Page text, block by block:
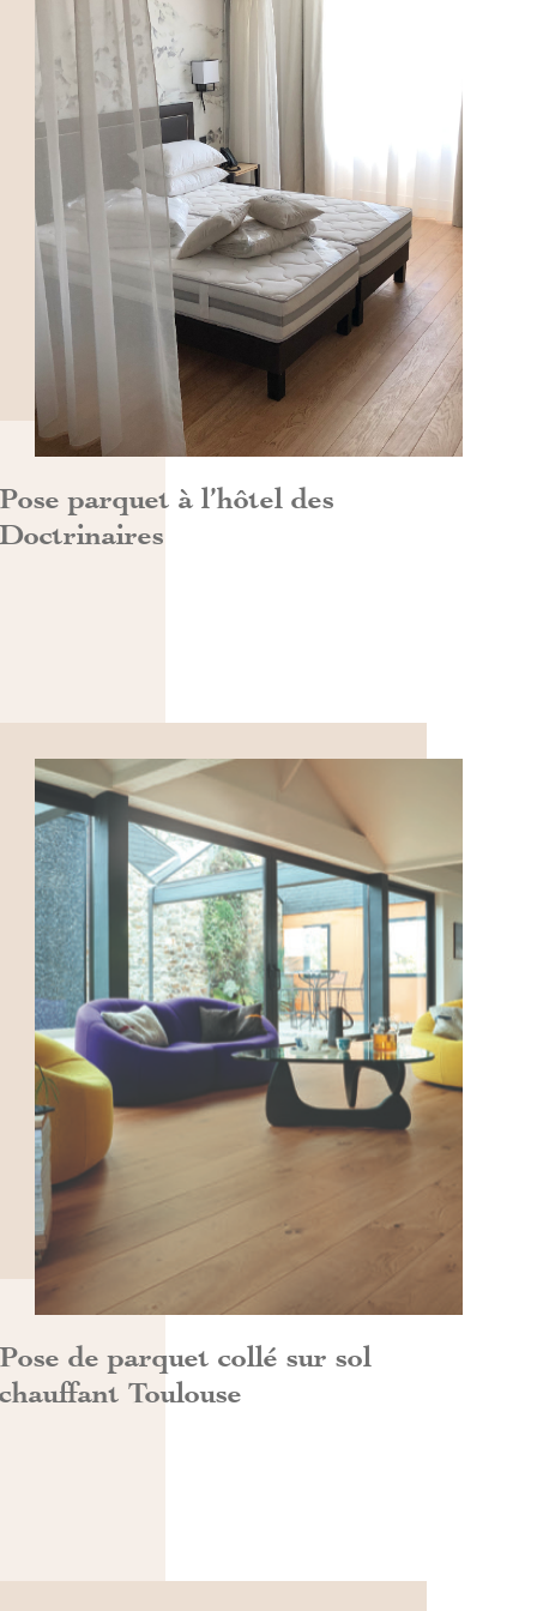
Pose parquet à l’hôtel des
Doctrinaires
DÉCOUVRIR>>
Pose de parquet collé sur sol
chauffant Toulouse